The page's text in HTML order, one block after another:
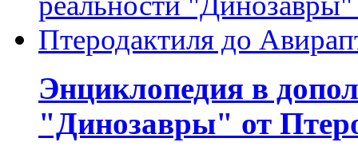
Энциклопедия в
"Динозавры" от